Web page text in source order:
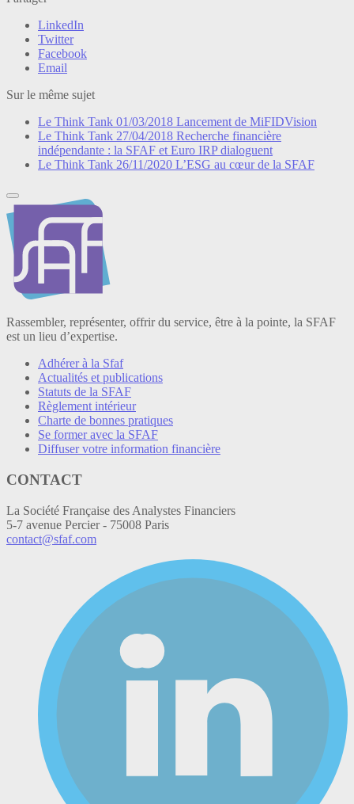
LinkedIn
Twitter
Facebook
Email
Sur le même sujet
Le Think Tank 01/03/2018 Lancement de MiFIDVision
Le Think Tank 27/04/2018 Recherche financière
indépendante : la SFAF et Euro IRP dialoguent
Le Think Tank 26/11/2020 L’ESG au cœur de la SFAF
Rassembler, représenter, offrir du service, être à la pointe, la SFAF
est un lieu d’expertise.
Adhérer à la Sfaf
Actualités et publications
Statuts de la SFAF
Règlement intérieur
Charte de bonnes pratiques
Se former avec la SFAF
Diffuser votre information financière
CONTACT
La Société Française des Analystes Financiers
5-7 avenue Percier - 75008 Paris
contact@sfaf.com